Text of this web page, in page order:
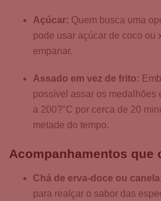
Açúcar: Quem busca uma
pode usar açúcar de coco ou
empanar.
Assado em vez de frito:
possível assar os medalhões
a 200?°C por cerca de 20
metade do tempo.
Acompanhamentos que
Chá de erva-doce ou
para realçar o sabor das